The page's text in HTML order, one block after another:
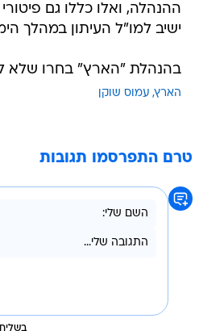
ההנהלה, ואלו כללו גם
ישיב למו"ל העיתון במהלך
בהנהלת "הארץ" בחרו שלא
הארץ עמוס שוקן
טרם התפרסמו תגובות